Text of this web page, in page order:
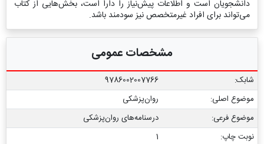
دانشجویان است و اطلاعات پیش‌نیاز را دارا است، بخش‌هایی از کتاب
می‌تواند برای افراد غیرمتخصص نیز سودمند باشد.
مشخصات عمومی
شابک:
9786002007766
موضوع اصلی:
روان‌پزشکی
موضوع فرعی:
درسنامه‌‏های روان‏‌پزشکی
نوبت چاپ:
1